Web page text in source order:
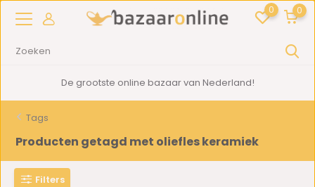
0 0
De grootste online bazaar van Nederland!
Tags
Producten getagd met oliefles keramiek
Filters